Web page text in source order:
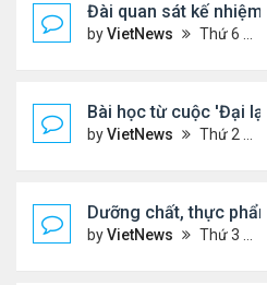
Đài quan sát kế nhiệm
byVietNews Thứ 6 Tháng 1 13, 2023 10:09 am
Bài học từ cuộc 'Đại
byVietNews Thứ 2 Tháng 1 02, 2023 3:40 pm
Dưỡng chất, thực
byVietNews Thứ 3 Tháng 12 13, 2022 11:14 am